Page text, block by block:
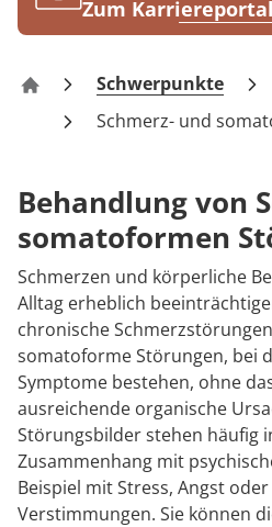
Blog
Karriere
Zum Karriereportal
Rehazentrum Daun – Am
Schwerpunkte
Schmerz- und
Behandlung von
somatoformen
Schmerzen und körperliche
Alltag erheblich
chronische
somatoforme Störungen, bei
Symptome bestehen, ohne
ausreichende organische
Störungsbilder stehen häufig
Zusammenhang mit
Beispiel mit Stress, Angst
Verstimmungen. Sie können